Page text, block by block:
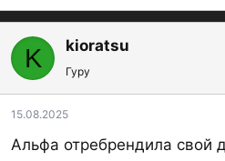
K kioratsu
Гуру
15.08.2025
Альфа отребрендила свой